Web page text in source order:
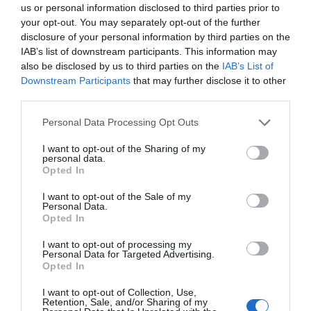
us or personal information disclosed to third parties prior to
your opt-out. You may separately opt-out of the further
disclosure of your personal information by third parties on the
IAB’s list of downstream participants. This information may
also be disclosed by us to third parties on the IAB’s List of
Downstream Participants that may further disclose it to other
Personal Data Processing Opt Outs
I want to opt-out of the Sharing of my
personal data.
Opted In
I want to opt-out of the Sale of my
Personal Data.
Opted In
I want to opt-out of processing my
Personal Data for Targeted Advertising.
Opted In
I want to opt-out of Collection, Use,
Retention, Sale, and/or Sharing of my
Zobacz plan
REKLAMA
Mahdia
Jak zaplanować wakacje do:
Świętego Konstantyna i Eleny,